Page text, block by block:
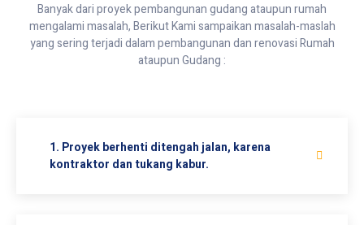
Banyak dari proyek pembangunan gudang ataupun rumah
mengalami masalah, Berikut Kami sampaikan masalah-maslah
yang sering terjadi dalam pembangunan dan renovasi Rumah
ataupun Gudang :
1. Proyek berhenti ditengah jalan, karena
kontraktor dan tukang kabur.